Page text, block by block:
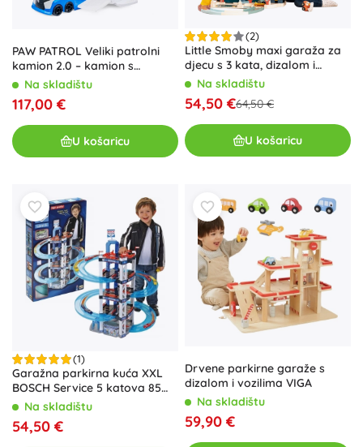
PAW PATROL Veliki patrolni
kamion 2.0 – kamion s
Ryderovim četverociklom
Na skladištu
117,00 €
U košaricu
(2)
Little Smoby maxi garaža za
djecu s 3 kata, dizalom i
praonicom
Na skladištu
54,50 €64,50 €
U košaricu
(1)
Garažna parkirna kuća XXL
BOSCH Service 5 katova 85
cm od Kleina + 2 autića
Na skladištu
54,50 €
Drvene parkirne garaže s
dizalom i vozilima VIGA
Na skladištu
59,90 €